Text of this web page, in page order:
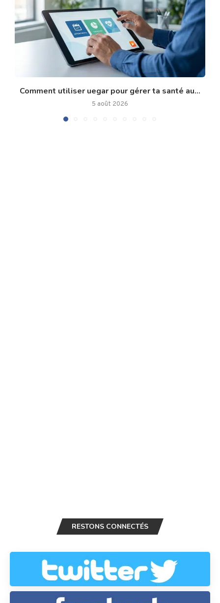
Comment utiliser uegar pour gérer ta santé au...
5 août 2026
RESTONS CONNECTÉS